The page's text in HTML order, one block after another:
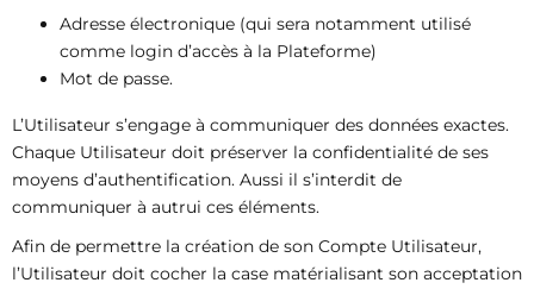
Adresse électronique (qui sera notamment utilisé
comme login d’accès à la Plateforme)
Mot de passe.
L’Utilisateur s’engage à communiquer des données exactes.
Chaque Utilisateur doit préserver la confidentialité de ses
moyens d’authentification. Aussi il s’interdit de
communiquer à autrui ces éléments.
Afin de permettre la création de son Compte Utilisateur,
l’Utilisateur doit cocher la case matérialisant son acceptation